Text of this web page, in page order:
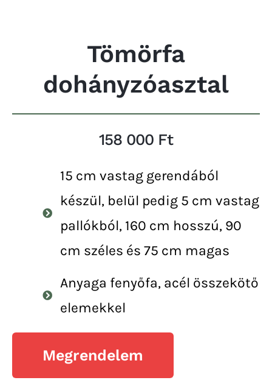
Tömörfa
dohányzóasztal
158 000 Ft
15 cm vastag gerendából
készül, belül pedig 5 cm vastag
pallókból, 160 cm hosszú, 90
cm széles és 75 cm magas
Anyaga fenyőfa, acél összekötő
elemekkel
Megrendelem